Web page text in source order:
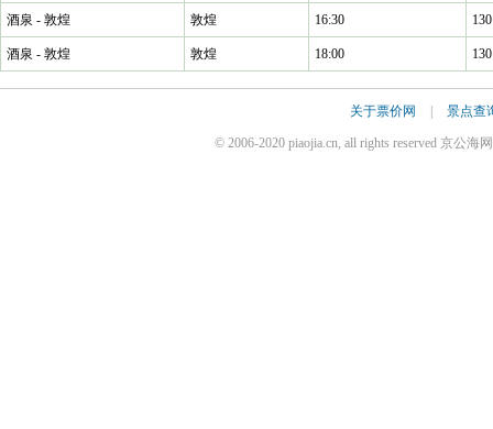
酒泉 - 敦煌 敦煌 16:30 130
酒泉 - 敦煌 敦煌 18:00 130
关于票价网 景点查
© 2006-2020 piaojia.cn, all rights reserved 京公海